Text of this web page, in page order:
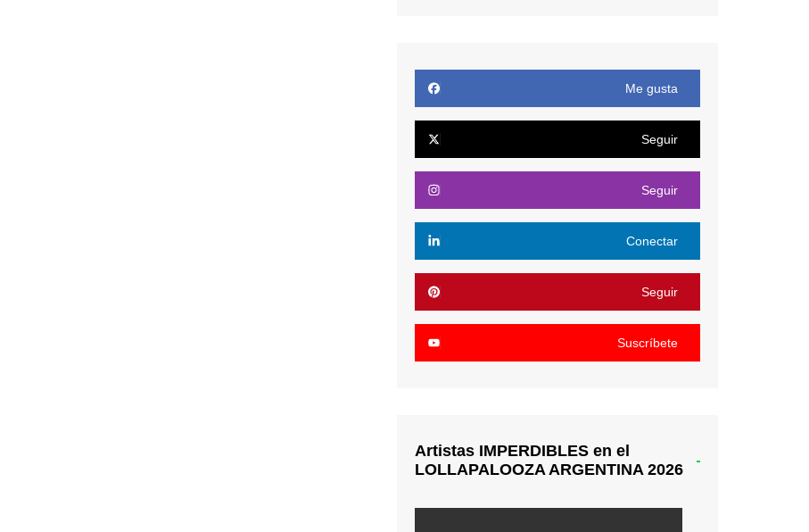
Me gusta
Seguir
Seguir
Conectar
Seguir
Suscríbete
Artistas IMPERDIBLES en el
LOLLAPALOOZA ARGENTINA 2026